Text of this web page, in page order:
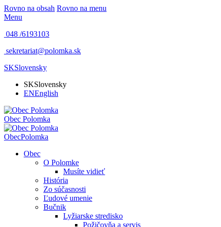
Rovno na obsah Rovno na menu
Menu
048 /6193103
sekretariat@polomka.sk
SKSlovensky
SKSlovensky
ENEnglish
Obec Polomka
ObecPolomka
Obec
O Polomke
Musíte vidieť
História
Zo súčasnosti
Ľudové umenie
Bučnik
Lyžiarske stredisko
Požičovňa a servis